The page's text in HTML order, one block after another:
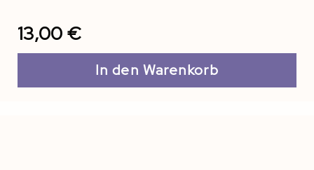
13,00 €
In den Warenkorb